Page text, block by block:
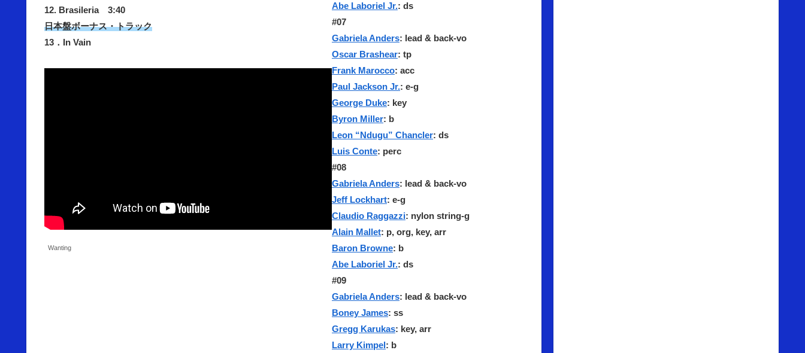
12. Brasileria 3:40
日本盤ボーナス・トラック
13．In Vain
Wanting
Abe Laboriel Jr.: ds
#07
Gabriela Anders: lead & back-vo
Oscar Brashear: tp
Frank Marocco: acc
Paul Jackson Jr.: e-g
George Duke: key
Byron Miller: b
Leon “Ndugu” Chancler: ds
Luis Conte: perc
#08
Gabriela Anders: lead & back-vo
Jeff Lockhart: e-g
Claudio Raggazzi: nylon string-g
Alain Mallet: p, org, key, arr
Baron Browne: b
Abe Laboriel Jr.: ds
#09
Gabriela Anders: lead & back-vo
Boney James: ss
Gregg Karukas: key, arr
Larry Kimpel: b